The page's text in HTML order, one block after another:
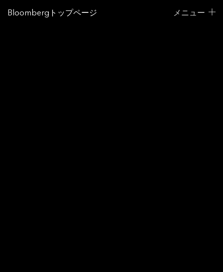
Bloombergトップページ メニュー